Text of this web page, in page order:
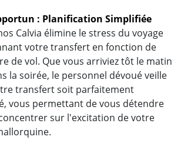
: Planification Simplifiée
Calvia élimine le stress du voyage
votre transfert en fonction de
de vol. Que vous arriviez tôt le matin
la soirée, le personnel dévoué veille
transfert soit parfaitement
vous permettant de vous détendre
sur l'excitation de votre